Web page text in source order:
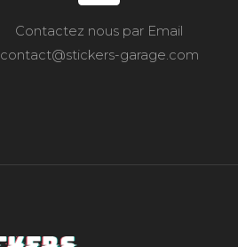
Contactez nous par Email
contact@stickers-garage.com